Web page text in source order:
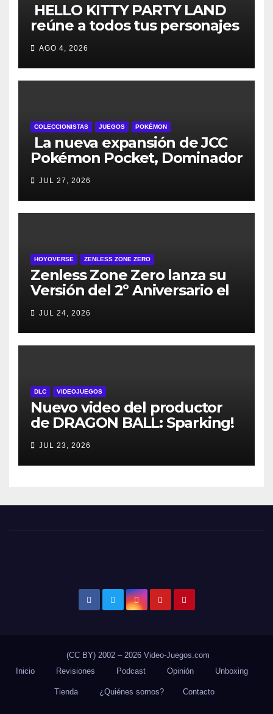
HELLO KITTY PARTY LAND
reúne a todos tus personajes
favoritos en un solo lugar; ya
están disponibles las
preventas digitales
AGO 4, 2026
COLECCIONISTAS JUEGOS POKÉMON
La nueva expansión de JCC
Pokémon Pocket, Dominador
de los Cielos, se lanza el 29
de julio
JUL 27, 2026
HOYOVERSE ZENLESS ZONE ZERO
Zenless Zone Zero lanza su
Versión del 2º Aniversario el
29 de julio – con regalos para
todos los jugadores y nuevos
personajes
JUL 24, 2026
DLC VIDEOJUEGOS
Nuevo video del productor
de DRAGON BALL: Sparking!
ZERO detalla el Super Limit-
Breaking NEO DLC
JUL 23, 2026
(CC BY) 2002 – 2026 Video-Juegos.com
Inicio
Revisiones Podcast Opinión Unboxing
Tienda ¿Quiénes somos? Contacto